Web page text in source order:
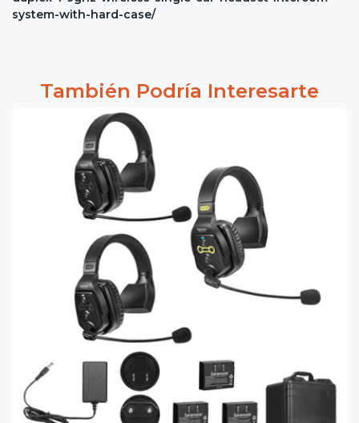
system-with-hard-case/
También Podría Interesarte